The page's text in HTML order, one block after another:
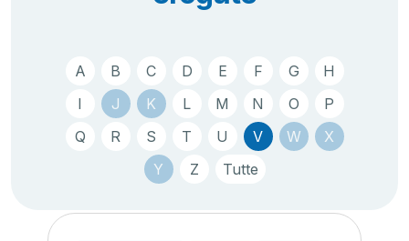
A B C D E F G
H
I
J K L M N O
P
Q
R S T U V W
X
Y
Z Tutte